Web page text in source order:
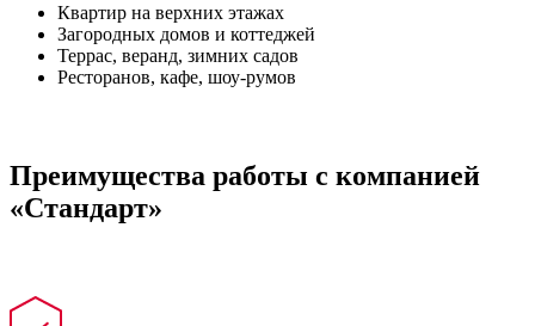
Квартир на верхних этажах
Загородных домов и коттеджей
Террас, веранд, зимних садов
Ресторанов, кафе, шоу-румов
Преимущества работы с компанией
«Стандарт»‎